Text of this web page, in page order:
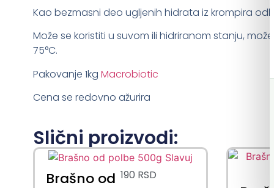
Kao bezmasni deo ugljenih hidrata iz krompira
Može se koristiti u suvom ili hidriranom stanju,
75°C.
Pakovanje 1kg Macrobiotic
Cena se redovno ažurira
Slični proizvodi:
Brašno od 190 RSD